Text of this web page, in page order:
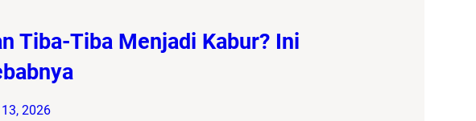
Tiba-Tiba Menjadi Kabur? Ini
2026